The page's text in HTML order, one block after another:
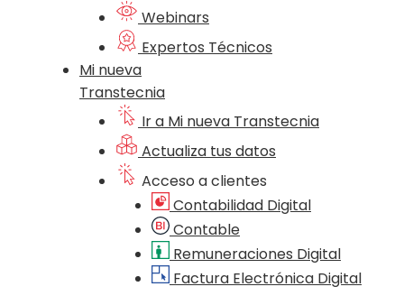
Webinars
Expertos Técnicos
Mi nueva
Transtecnia
Ir a Mi nueva Transtecnia
Actualiza tus datos
Acceso a clientes
Contabilidad Digital
Contable
Remuneraciones Digital
Factura Electrónica Digital